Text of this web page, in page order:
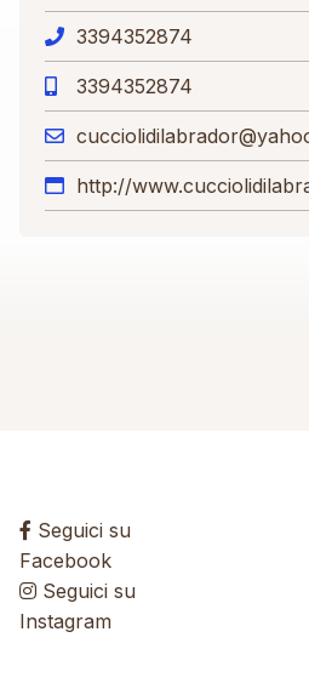
3394352874
3394352874
http://
Seguici su
Facebook
Seguici su
Instagram